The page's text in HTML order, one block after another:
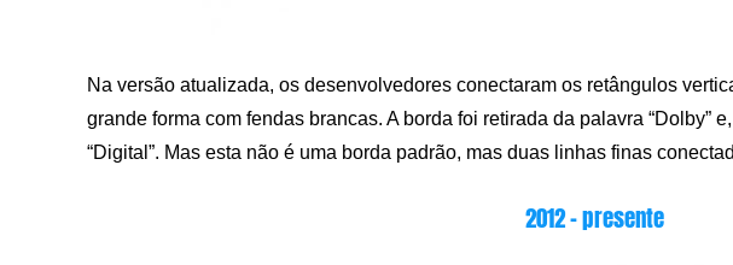
Na versão atualizada, os desenvolvedores conectaram os retângulos
grande forma com fendas brancas. A borda foi retirada da palavra “Dolby”
“Digital”. Mas esta não é uma borda padrão, mas duas linhas finas
2012 – presente